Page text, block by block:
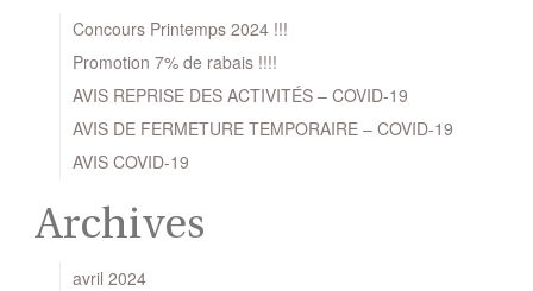
Concours Printemps 2024 !!!
Promotion 7% de rabais !!!!
AVIS REPRISE DES ACTIVITÉS – COVID-19
AVIS DE FERMETURE TEMPORAIRE – COVID-19
AVIS COVID-19
Archives
avril 2024